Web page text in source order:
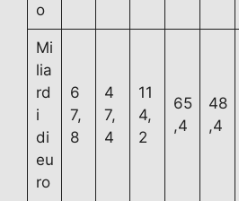
o
Mi
lia
rd
i
di
eu
ro
6
7,
8
4
7,
4
11
4,
2
65
,4
48
,4